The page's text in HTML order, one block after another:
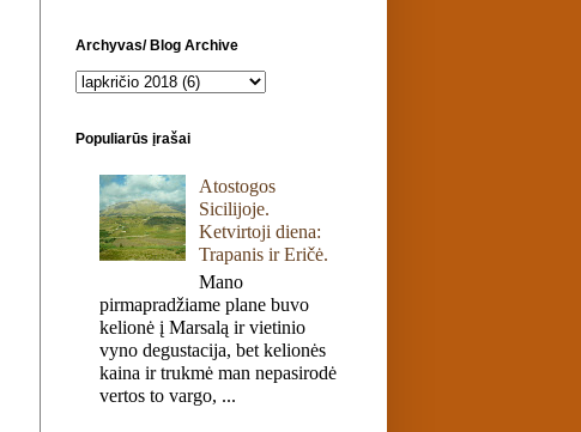
Archyvas/ Blog Archive
Populiarūs įrašai
Atostogos
Sicilijoje.
Ketvirtoji diena:
Trapanis ir Eričė.
Mano
pirmapradžiame plane buvo
kelionė į Marsalą ir vietinio
vyno degustacija, bet kelionės
kaina ir trukmė man nepasirodė
vertos to vargo, ...